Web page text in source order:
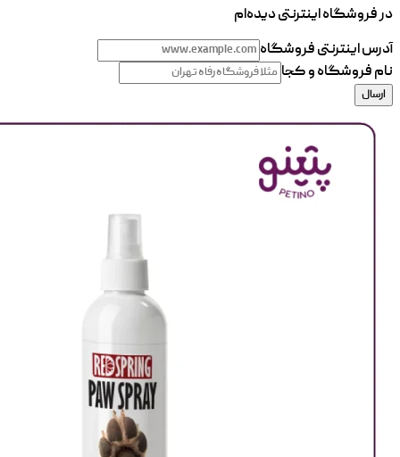
در فروشگاه اینترنتی دیده‌ام
آدرس اینترنتی فروشگاه
نام فروشگاه و کجا